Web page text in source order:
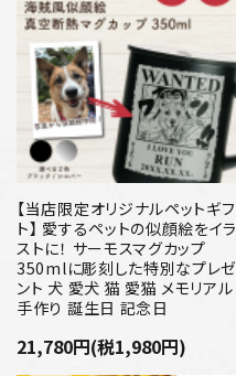
【当店限定オリジナルペットギフ
ト】 愛するペットの似顔絵をイラ
ストに！ サーモスマグカップ
350mlに彫刻した特別なプレゼ
ント 犬 愛犬 猫 愛猫 メモリアル
手作り 誕生日 記念日
21,780円(税1,980円)